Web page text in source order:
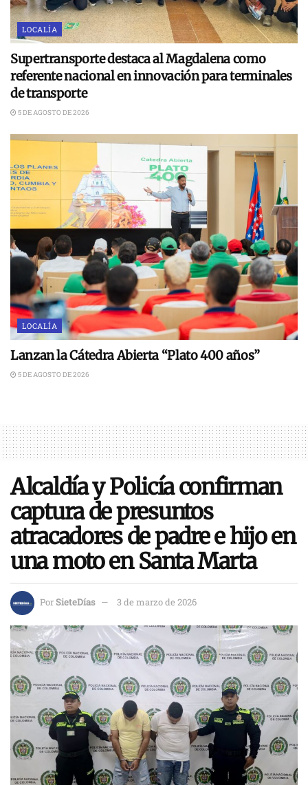
LOCALÍA
Supertransporte destaca al Magdalena como
referente nacional en innovación para terminales
de transporte
5 DE AGOSTO DE 2026
LOCALÍA
Lanzan la Cátedra Abierta “Plato 400 años”
5 DE AGOSTO DE 2026
Alcaldía y Policía confirman
captura de presuntos
atracadores de padre e hijo en
una moto en Santa Marta
PorSieteDías 3 de marzo de 2026